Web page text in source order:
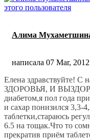
Алима
написала 07 Mar,
Елена здравствуйте!
ЗДОРОВЬЯ, И
диабетом,я пол года
и сахар понизился 3,3-
таблетки,стараюсь
6.5 на тощак.Что то
прекратив приём